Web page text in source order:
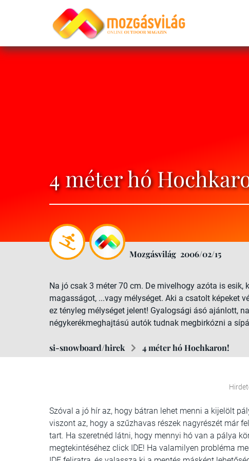
4 méter hó
Mozgásvilág 2006/02/15
Na jó csak 3 méter 70 cm. De mivelhogy azóta is
magasságot, ...vagy mélységet. Aki a csatolt képeket
ez tényleg mélységet jelent! Gyalogsági ásó ajánlott,
négykerékmeghajtású autók tudnak megbirkózni a
si-snowboard/hirek 4 méter hó Hochkaron!
Szóval a jó hír az, hogy bátran lehet menni a kijelölt
viszont az, hogy a szűzhavas részek nagyrészét már
tart. Ha szeretnéd látni, hogy mennyi hó van a pálya
megtekintéséhez click IDE! Ha valamilyen probléma